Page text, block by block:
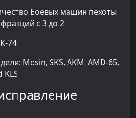
Боевых машин пехоты
с 3 до 2
74
Mosin, SKS, AKM, AMD-65,
KLS